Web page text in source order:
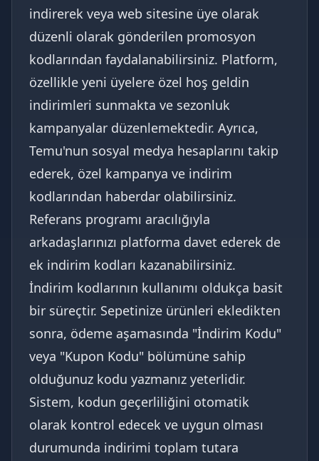
indirerek veya web sitesine üye olarak
düzenli olarak gönderilen promosyon
kodlarından faydalanabilirsiniz. Platform,
özellikle yeni üyelere özel hoş geldin
indirimleri sunmakta ve sezonluk
kampanyalar düzenlemektedir. Ayrıca,
Temu'nun sosyal medya hesaplarını takip
ederek, özel kampanya ve indirim
kodlarından haberdar olabilirsiniz.
Referans programı aracılığıyla
arkadaşlarınızı platforma davet ederek de
ek indirim kodları kazanabilirsiniz.
İndirim kodlarının kullanımı oldukça basit
bir süreçtir. Sepetinize ürünleri ekledikten
sonra, ödeme aşamasında "İndirim Kodu"
veya "Kupon Kodu" bölümüne sahip
olduğunuz kodu yazmanız yeterlidir.
Sistem, kodun geçerliliğini otomatik
olarak kontrol edecek ve uygun olması
durumunda indirimi toplam tutara